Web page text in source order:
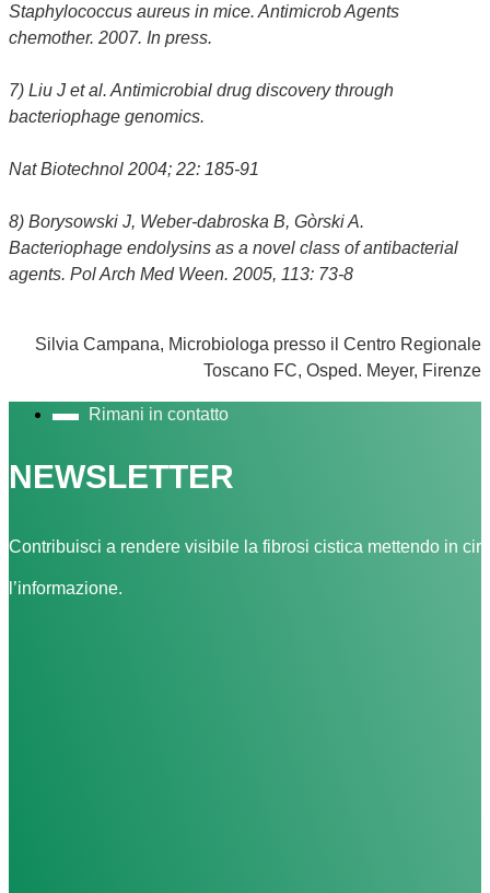
Staphylococcus aureus in mice. Antimicrob Agents
chemother. 2007. In press.
7) Liu J et al. Antimicrobial drug discovery through
bacteriophage genomics.
Nat Biotechnol 2004; 22: 185-91
8) Borysowski J, Weber-dabroska B, Gòrski A.
Bacteriophage endolysins as a novel class of antibacterial
agents. Pol Arch Med Ween. 2005, 113: 73-8
Silvia Campana, Microbiologa presso il Centro Regionale
Toscano FC, Osped. Meyer, Firenze
Rimani in contatto
NEWSLETTER
Contribuisci a rendere visibile la fibrosi cistica mettendo in
l’informazione.